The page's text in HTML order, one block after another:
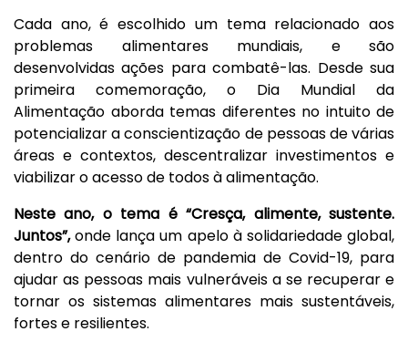
Cada ano, é escolhido um tema relacionado aos
problemas alimentares mundiais, e são
desenvolvidas ações para combatê-las. Desde sua
primeira comemoração, o Dia Mundial da
Alimentação aborda temas diferentes no intuito de
potencializar a conscientização de pessoas de várias
áreas e contextos, descentralizar investimentos e
viabilizar o acesso de todos à alimentação.
Neste ano, o tema é “Cresça, alimente, sustente.
Juntos”,onde lança um apelo à solidariedade global,
dentro do cenário de pandemia de Covid-19, para
ajudar as pessoas mais vulneráveis a se recuperar e
tornar os sistemas alimentares mais sustentáveis,
fortes e resilientes.